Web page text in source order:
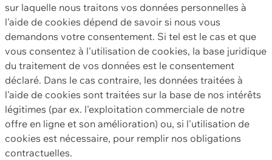
sur laquelle nous traitons vos données personnelles à
l'aide de cookies dépend de savoir si nous vous
demandons votre consentement. Si tel est le cas et que
vous consentez à l'utilisation de cookies, la base juridique
du traitement de vos données est le consentement
déclaré. Dans le cas contraire, les données traitées à
l'aide de cookies sont traitées sur la base de nos intérêts
légitimes (par ex. l'exploitation commerciale de notre
offre en ligne et son amélioration) ou, si l'utilisation de
cookies est nécessaire, pour remplir nos obligations
contractuelles.